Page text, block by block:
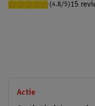
(4.8/5)15
Actie